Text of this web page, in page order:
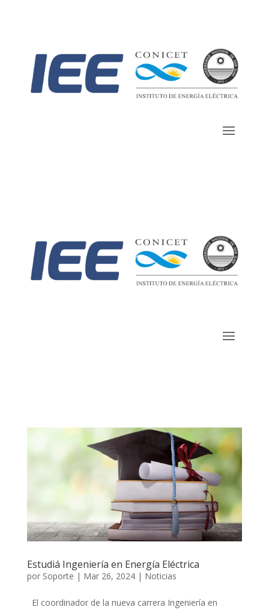
Estudiá Ingeniería en Energía Eléctrica
por Soporte | Mar 26, 2024| Noticias
El coordinador de la nueva carrera Ingeniería en